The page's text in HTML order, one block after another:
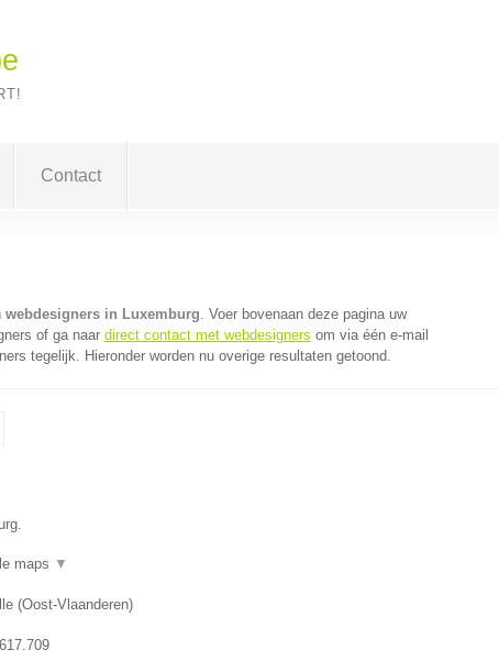
Contact
webdesigners in Luxemburg. Voer bovenaan deze pagina uw
of ga naar direct contact met webdesigners om via één e-mail
tegelijk. Hieronder worden nu overige resultaten getoond.
maps ▼
(Oost-Vlaanderen)